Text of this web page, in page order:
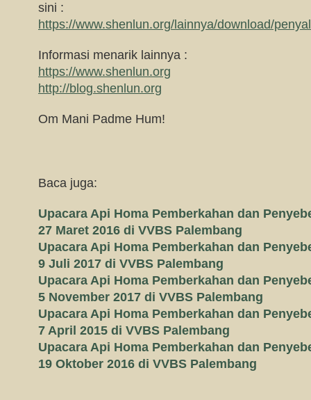
sini :
https://www.shenlun.org/lainnya/download/
Informasi menarik lainnya :
https://www.shenlun.org
http://blog.shenlun.org
Om Mani Padme Hum!
Baca juga:
Upacara Api Homa Pemberkahan dan
27 Maret 2016 di VVBS Palembang
Upacara Api Homa Pemberkahan dan
9 Juli 2017 di VVBS Palembang
Upacara Api Homa Pemberkahan dan
5 November 2017 di VVBS Palembang
Upacara Api Homa Pemberkahan dan
7 April 2015 di VVBS Palembang
Upacara Api Homa Pemberkahan dan
19 Oktober 2016 di VVBS Palembang